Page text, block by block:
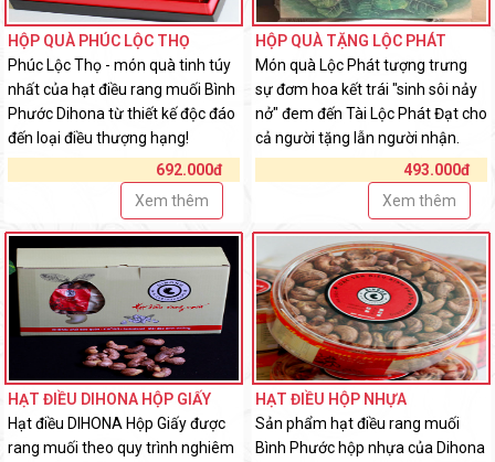
HỘP QUÀ PHÚC LỘC THỌ
Phúc Lộc Thọ - món quà tinh túy
nhất của hạt điều rang muối Bình
Phước Dihona từ thiết kế độc đáo
đến loại điều thượng hạng!
692.000đ
Xem thêm
HỘP QUÀ TẶNG LỘC PHÁT
Món quà Lộc Phát tượng trưng
sự đơm hoa kết trái "sinh sôi nảy
nở" đem đến Tài Lộc Phát Đạt cho
cả người tặng lẫn người nhận.
493.000đ
Xem thêm
HẠT ĐIỀU DIHONA HỘP GIẤY
Hạt điều DIHONA Hộp Giấy được
rang muối theo quy trình nghiêm
HẠT ĐIỀU HỘP NHỰA
Sản phẩm hạt điều rang muối
Bình Phước hộp nhựa của Dihona